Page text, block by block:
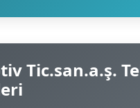
Tic.san.a.ş.